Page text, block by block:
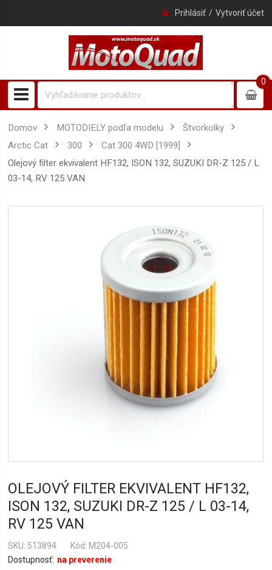
Prihlásiť Vytvoriť účet
0
0item
Domov MOTODIELY podľa modelu
Štvorkolky
Arctic Cat
300
Cat 300 4WD [1999]
Olejový filter ekvivalent HF132, ISON 132, SUZUKI DR-Z 125 / L
03-14, RV 125 VAN
OLEJOVÝ FILTER EKVIVALENT HF132,
ISON 132, SUZUKI DR-Z 125 / L 03-14,
RV 125 VAN
Dostupnosť: na preverenie
SKU 513894 Kód: M204-005